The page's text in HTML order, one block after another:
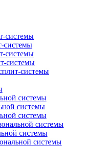
системы
системы
системы
системы
системы
системы
системы
системы
системы
системы
системы